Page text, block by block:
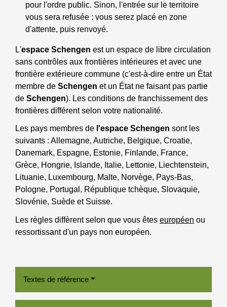
pour l'ordre public. Sinon, l'entrée sur le territoire
vous sera refusée : vous serez placé en zone
d'attente, puis renvoyé.
L'espace Schengen est un espace de libre circulation
sans contrôles aux frontières intérieures et avec une
frontière extérieure commune (c'est-à-dire entre un État
membre de Schengen et un État ne faisant pas partie
de Schengen). Les conditions de franchissement des
frontières différent selon votre nationalité.
Les pays membres de l'espace Schengen sont les
suivants : Allemagne, Autriche, Belgique, Croatie,
Danemark, Espagne, Estonie, Finlande, France,
Grèce, Hongrie, Islande, Italie, Lettonie, Liechtenstein,
Lituanie, Luxembourg, Malte, Norvège, Pays-Bas,
Pologne, Portugal, République tchèque, Slovaquie,
Slovénie, Suède et Suisse.
Les règles diffèrent selon que vous êtes européen ou
ressortissant d'un pays non européen.
Textes de référence